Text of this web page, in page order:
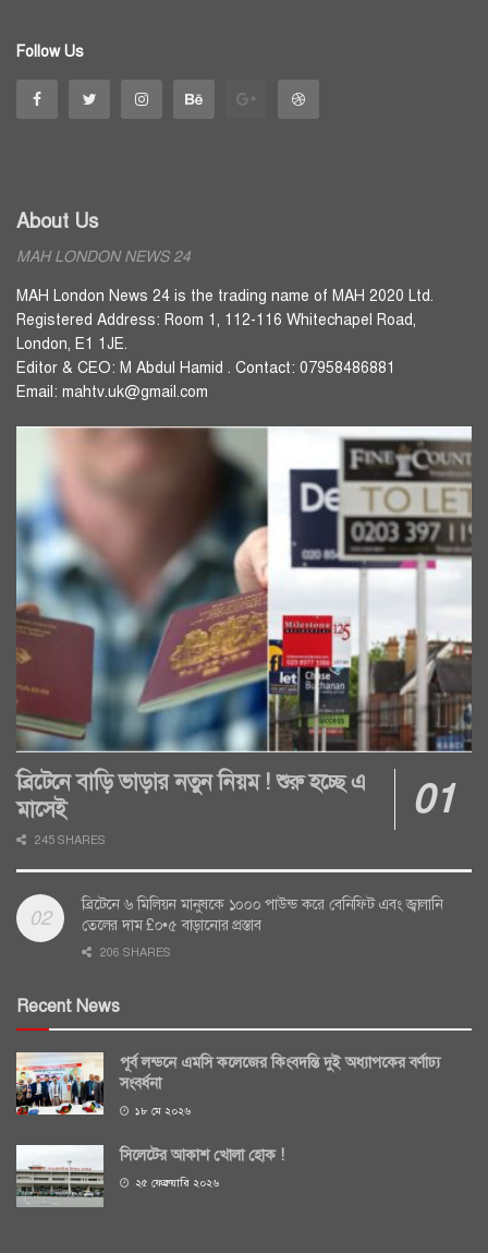
Follow Us
About Us
MAH LONDON NEWS 24
MAH London News 24 is the trading name of MAH 2020 Ltd.
Registered Address: Room 1, 112-116 Whitechapel Road,
London, E1 1JE.
Editor & CEO: M Abdul Hamid . Contact: 07958486881
Email: mahtv.uk@gmail.com
ব্রিটেনে বাড়ি ভাড়ার নতুন নিয়ম ! শুরু হচ্ছে এ
মাসেই
245 SHARES
ব্রিটেনে ৬ মিলিয়ন মানুষকে ১০০০ পাউন্ড করে বেনিফিট এবং জ্বালানি
তেলের দাম £০•৫ বাড়ানোর প্রস্তাব
206 SHARES
Recent News
পূর্ব লন্ডনে এমসি কলেজের কিংবদন্তি দুই অধ্যাপকের বর্ণাঢ্য
সংবর্ধনা
১৮ মে ২০২৬
সিলেটের আকাশ খোলা হোক !
২৫ ফেব্রুয়ারি ২০২৬